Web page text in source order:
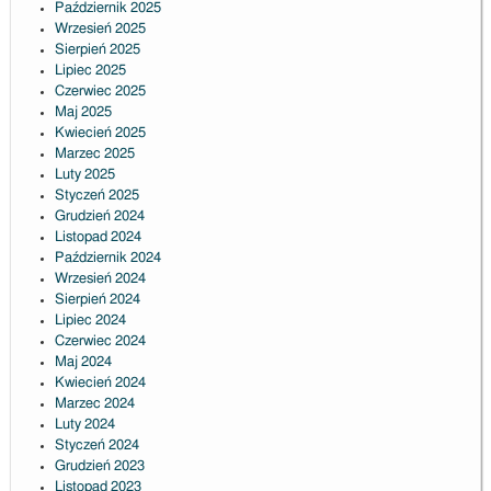
Październik 2025
Wrzesień 2025
Sierpień 2025
Lipiec 2025
Czerwiec 2025
Maj 2025
Kwiecień 2025
Marzec 2025
Luty 2025
Styczeń 2025
Grudzień 2024
Listopad 2024
Październik 2024
Wrzesień 2024
Sierpień 2024
Lipiec 2024
Czerwiec 2024
Maj 2024
Kwiecień 2024
Marzec 2024
Luty 2024
Styczeń 2024
Grudzień 2023
Listopad 2023